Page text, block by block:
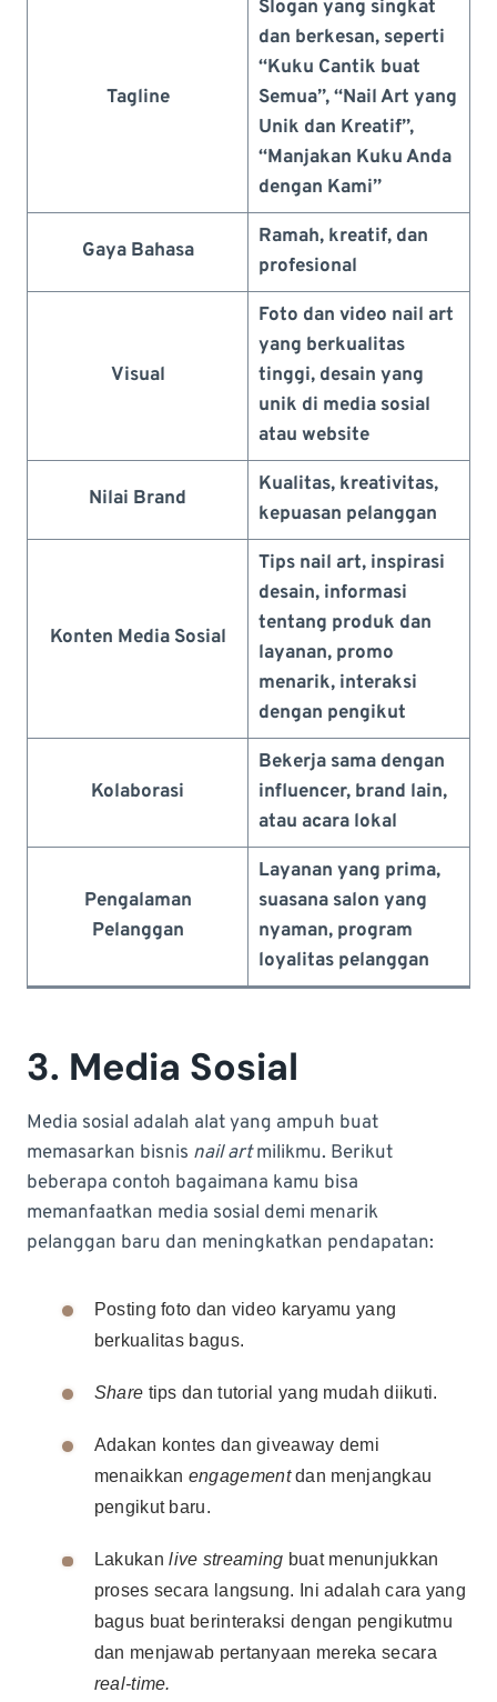
Tagline
Slogan yang singkat
dan berkesan, seperti
“Kuku Cantik buat
Semua”, “Nail Art yang
Unik dan Kreatif”,
“Manjakan Kuku Anda
dengan Kami”
Gaya Bahasa
Ramah, kreatif, dan
profesional
Visual
Foto dan video nail art
yang berkualitas
tinggi, desain yang
unik di media sosial
atau website
Nilai Brand
Kualitas, kreativitas,
kepuasan pelanggan
Konten Media Sosial
Tips nail art, inspirasi
desain, informasi
tentang produk dan
layanan, promo
menarik, interaksi
dengan pengikut
Kolaborasi
Bekerja sama dengan
influencer, brand lain,
atau acara lokal
Pengalaman
Pelanggan
Layanan yang prima,
suasana salon yang
nyaman, program
loyalitas pelanggan
3. Media Sosial
Media sosial adalah alat yang ampuh buat
memasarkan bisnis nail artmilikmu. Berikut
beberapa contoh bagaimana kamu bisa
memanfaatkan media sosial demi menarik
pelanggan baru dan meningkatkan pendapatan:
Posting foto dan video karyamu yang
berkualitas bagus.
Share tips dan tutorial yang mudah diikuti.
Adakan kontes dan giveaway demi
menaikkan engagementdan menjangkau
pengikut baru.
Lakukanlive streaming buat menunjukkan
proses secara langsung. Ini adalah cara yang
bagus buat berinteraksi dengan pengikutmu
dan menjawab pertanyaan mereka secara
real-time.